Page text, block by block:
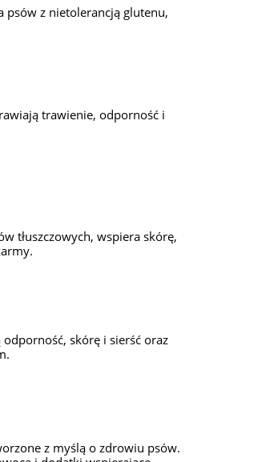
psów z nietolerancją glutenu,
trawienie, odporność i
tłuszczowych, wspiera skórę,
skórę i sierść oraz
z myślą o zdrowiu psów.